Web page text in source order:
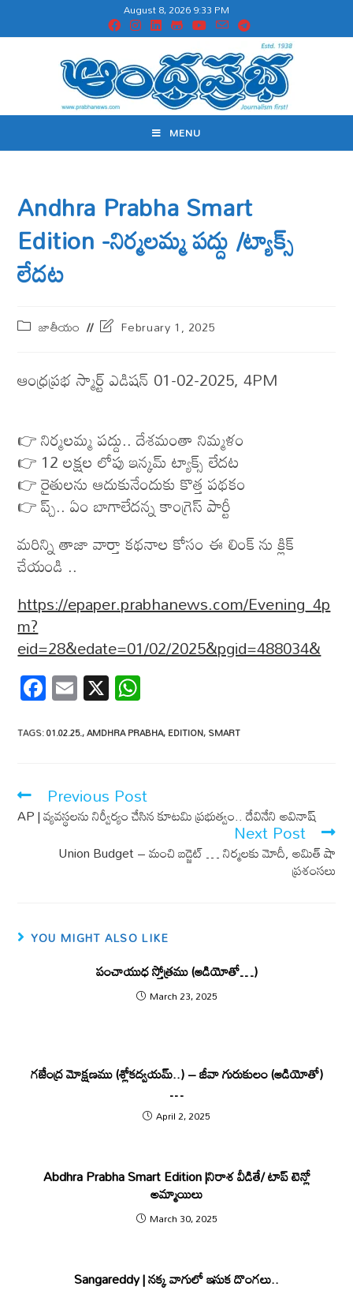
August 8, 2026 9:33 PM
MENU
Andhra Prabha Smart
Edition -నిర్మలమ్మ పద్దు /ట్యాక్స్
లేదట
జాతీయం February 1, 2025
ఆంధ్ర‌ప్ర‌భ స్మార్ట్ ఎడిష‌న్ 01-02-2025, 4PM
👉 నిర్మలమ్మ పద్దు.. దేశమంతా నిమ్మళం
👉 12 లక్షల లోపు ఇన్కమ్ ట్యాక్స్ లేదట
👉 రైతులను ఆదుకునేందుకు కొత్త పథకం
👉 ప్చ్.. ఏం బాగాలేదన్న కాంగ్రెస్ పార్టీ
మరిన్ని తాజా వార్తా కథనాల కోసం ఈ లింక్ ను క్లిక్
చేయండి ..
https://epaper.prabhanews.com/Evening_4p
m?
eid=28&edate=01/02/2025&pgid=488034&
F
ac
e
o
o
k
E
m
ail
X
at
A
p
p
TAGS:01.02.25.,AMDHRA PRABHA,EDITION,SMART
Previous Post
AP | వ్యవస్థలను నిర్వీర్యం చేసిన కూటమి ప్రభుత్వం.. దేవినేని అవినాష్
Next Post
Union Budget – మంచి బ‌డ్జెట్ … నిర్మ‌లకు మోదీ, అమిత్ షా
ప్ర‌శంస‌లు
YOU MIGHT ALSO LIKE
పంచాయుధ స్తోత్రము (ఆడియోతో…)
March 23, 2025
గజేంద్ర మోక్షణము (శ్లోకద్వయమ్..) – జీవా గురుకులం (ఆడియోతో)
…
April 2, 2025
Abdhra Prabha Smart Edition |నిరాశ వీడితే/ టాప్ టెన్లో
అమ్మాయిలు
March 30, 2025
Sangareddy | నక్క వాగులో ఇసుక దొంగలు..